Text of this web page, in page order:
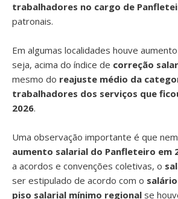
trabalhadores no cargo de
patronais.
Em algumas localidades houve
seja, acima do índice de correção
mesmo do reajuste médio da
trabalhadores dos serviços que
2026.
Uma observação importante é que
aumento salarial do Panfleteiro em
a acordos e convenções coletivas, o
ser estipulado de acordo com o
piso salarial mínimo regional se